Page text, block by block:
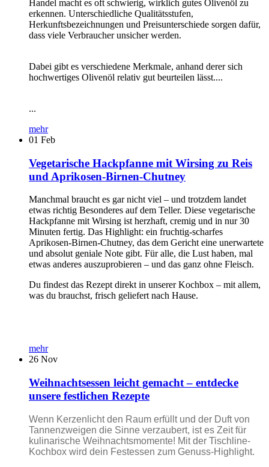
Handel macht es oft schwierig, wirklich gutes Olivenöl zu
erkennen. Unterschiedliche Qualitätsstufen,
Herkunftsbezeichnungen und Preisunterschiede sorgen dafür,
dass viele Verbraucher unsicher werden.
Dabei gibt es verschiedene Merkmale, anhand derer sich
hochwertiges Olivenöl relativ gut beurteilen lässt....
...
mehr
01 Feb
Vegetarische Hackpfanne mit Wirsing zu Reis
und Aprikosen-Birnen-Chutney
Manchmal braucht es gar nicht viel – und trotzdem landet
etwas richtig Besonderes auf dem Teller. Diese vegetarische
Hackpfanne mit Wirsing ist herzhaft, cremig und in nur 30
Minuten fertig. Das Highlight: ein fruchtig-scharfes
Aprikosen-Birnen-Chutney, das dem Gericht eine unerwartete
und absolut geniale Note gibt. Für alle, die Lust haben, mal
etwas anderes auszuprobieren – und das ganz ohne Fleisch.
Du findest das Rezept direkt in unserer Kochbox – mit allem,
was du brauchst, frisch geliefert nach Hause.
mehr
26 Nov
Weihnachtsessen leicht gemacht – entdecke
unsere festlichen Rezepte
Wenn Kerzenlicht den Raum erfüllt und der Duft von
Tannenzweigen die Sinne verzaubert, ist es Zeit für
kulinarische Weihnachtsmomente! Mit der Tischline-
Kochbox wird dein Festessen zum Genuss-Highlight.